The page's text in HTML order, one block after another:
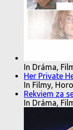
In Dráma,
Her Private
In Filmy,
Rekviem za
In Dráma,